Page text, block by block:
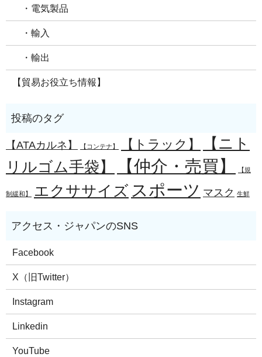
・電気製品
・輸入
・輸出
【貿易お役立ち情報】
【ATAカルネ】 【コンテナ】 【トラック】
【ニト
リルゴム手袋】
【仲介・売買】 【規
制緩和】 エクササイズ スポーツ マスク 生鮮
Facebook
X（旧Twitter）
Instagram
Linkedin
YouTube